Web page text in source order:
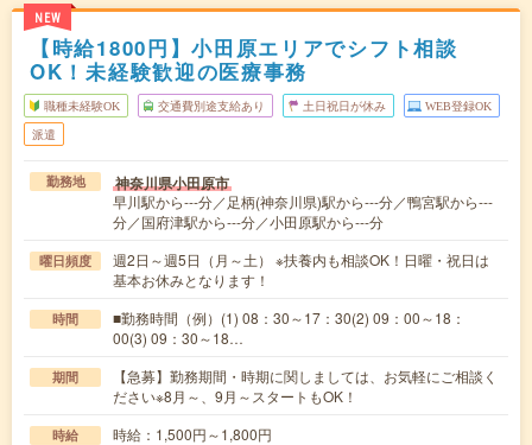
NEW
【時給1800円】小田原エリアでシフト相談
OK！未経験歓迎の医療事務
職種未経験OK 交通費別途支給あり 土日祝日が休み WEB登録OK
派遣
勤務地 神奈川県小田原市
早川駅から---分／足柄(神奈川県)駅から---分／鴨宮駅から---
分／国府津駅から---分／小田原駅から---分
曜日頻度
週2日～週5日（月～土） ※扶養内も相談OK！日曜・祝日は
基本お休みとなります！
時間
■勤務時間（例）(1) 08：30～17：30(2) 09：00～18：
00(3) 09：30～18…
期間
【急募】勤務期間・時期に関しましては、お気軽にご相談く
ださい※8月～、9月～スタートもOK！
時給 時給：1,500円～1,800円